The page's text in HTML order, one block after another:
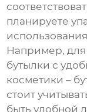
планируете
Например, для
бутылки с
косметики –
стоит
быть удобной